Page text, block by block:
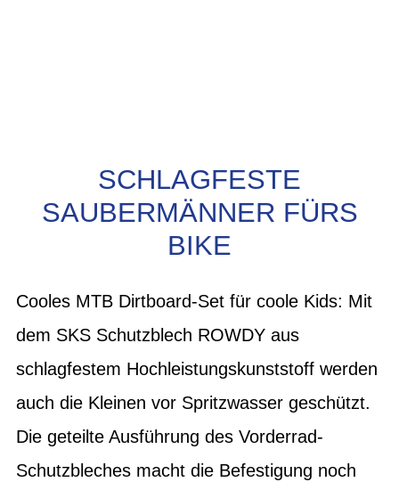
SCHLAGFESTE
SAUBERMÄNNER FÜRS
BIKE
Cooles MTB Dirtboard-Set für coole Kids: Mit
dem SKS Schutzblech ROWDY aus
schlagfestem Hochleistungskunststoff werden
auch die Kleinen vor Spritzwasser geschützt.
Die geteilte Ausführung des Vorderrad-
Schutzbleches macht die Befestigung noch